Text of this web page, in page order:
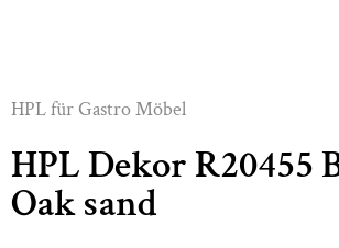
HPL für Gastro Möbel
HPL Dekor R20455
Oak sand